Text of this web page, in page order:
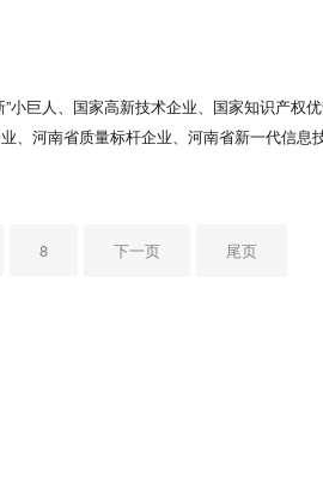
展会的核心意义在于“连接”，一方面连接线
色化的行业变革，APPPEXPO始终紧跟时
助力企业把握变革脉动，激活行业向上增长
小巨人、国家高新技术企业、国家知识产权
、河南省质量标杆企业、河南省新一代信息
1月12日在全国中小企业股份转让系统公开
个品牌。 自成立以来，公司高度重视自主研
8 下一页 尾页